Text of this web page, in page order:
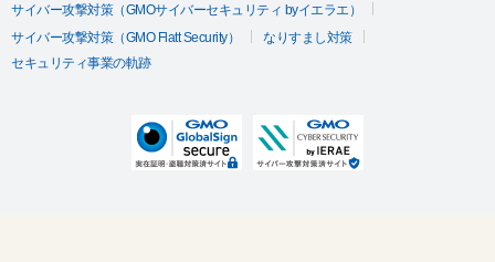
サイバー攻撃対策（GMOサイバーセキュリティ byイエラエ）
サイバー攻撃対策（GMO Flatt Security）
なりすまし対策
セキュリティ事業の軌跡